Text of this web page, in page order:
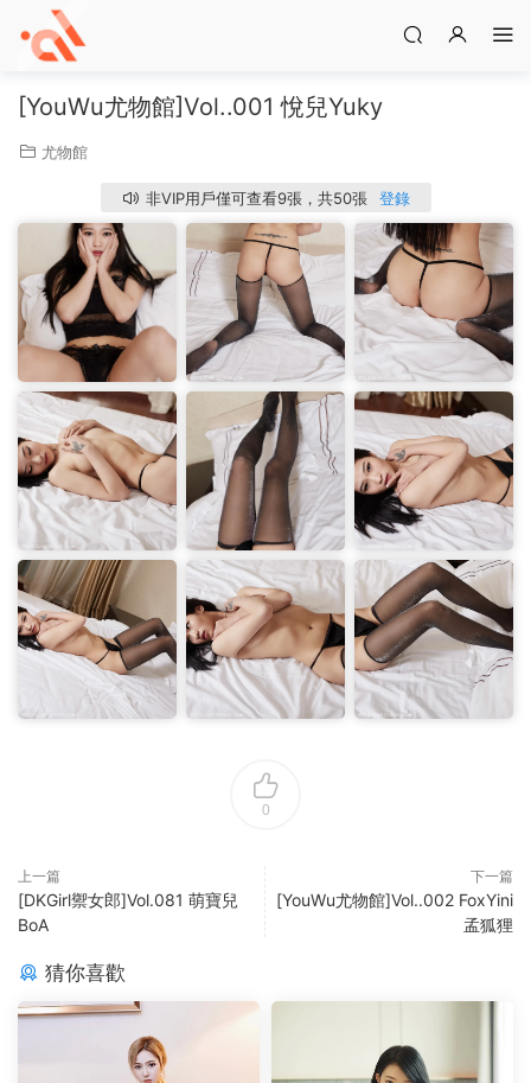
[YouWu尤物館]Vol..001 悅兒Yuky
尤物館
非VIP用戶僅可查看9張，共50張 登錄
0
上一篇
[DKGirl禦女郎]Vol.081 萌寶兒
BoA
下一篇
[YouWu尤物館]Vol..002 FoxYini
孟狐狸
猜你喜歡